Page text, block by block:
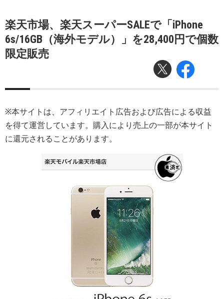
楽天市場、楽天スーパーSALEで「iPhone
6s/16GB（海外モデル）」を28,400円で個数
限定販売
※本サイトは、アフィリエイト広告および広告による収益
を得て運営しています。購入により売上の一部が本サイト
に還元されることがあります。